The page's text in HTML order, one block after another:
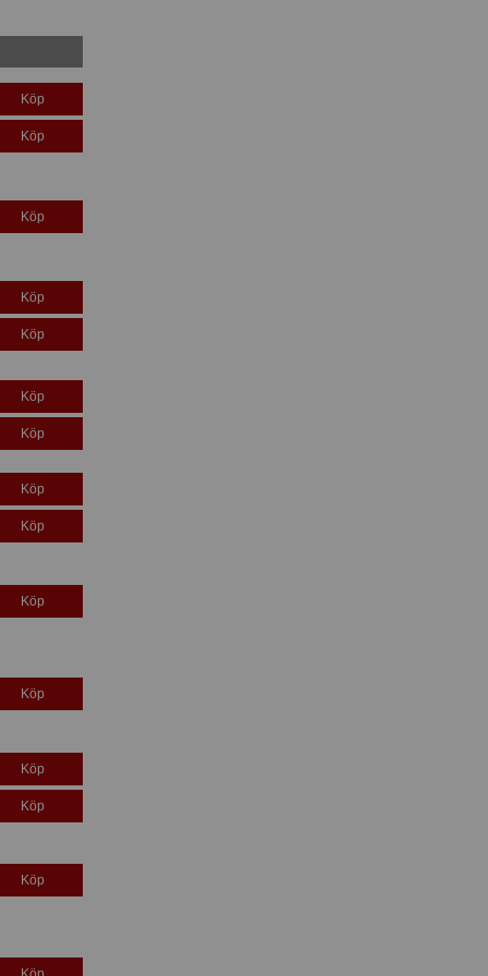
Köp
Köp
Köp
Köp
Köp
Köp
Köp
Köp
Köp
Köp
Köp
Köp
Köp
Köp